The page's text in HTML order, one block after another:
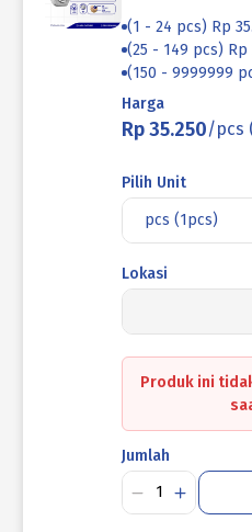
(1 - 24 pcs) Rp
(25 - 149 pcs) Rp
(150 - 9999999
Harga
Rp 35.250/pcs
Pilih Unit
pcs (1pcs)
Lokasi
Produk ini
Jumlah